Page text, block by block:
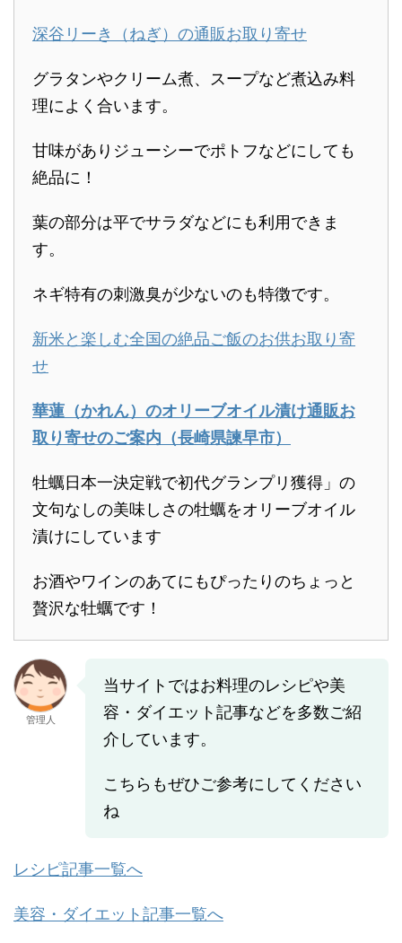
深谷リーき（ねぎ）の通販お取り寄せ
グラタンやクリーム煮、スープなど煮込み料
理によく合います。
甘味がありジューシーでポトフなどにしても
絶品に！
葉の部分は平でサラダなどにも利用できま
す。
ネギ特有の刺激臭が少ないのも特徴です。
新米と楽しむ全国の絶品ご飯のお供お取り寄
せ
華蓮（かれん）のオリーブオイル漬け通販お
取り寄せのご案内（長崎県諫早市）
牡蠣日本一決定戦で初代グランプリ獲得」の
文句なしの美味しさの牡蠣をオリーブオイル
漬けにしています
お酒やワインのあてにもぴったりのちょっと
贅沢な牡蠣です！
管理人
当サイトではお料理のレシピや美
容・ダイエット記事などを多数ご紹
介しています。
こちらもぜひご参考にしてください
ね
レシピ記事一覧へ
美容・ダイエット記事一覧へ